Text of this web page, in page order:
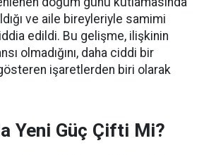
ve aile bireyleriyle samimi
edildi. Bu gelişme, ilişkinin
olmadığını, daha ciddi bir
gösteren işaretlerden biri olarak
Yeni Güç Çifti Mi?